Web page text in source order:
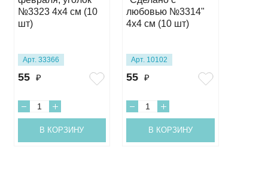
№3323 4х4 см (10
шт)
Арт. 33366
55 ₽
В КОРЗИНУ
любовью №3314"
4х4 см (10 шт)
Арт. 10102
55 ₽
В КОРЗИНУ